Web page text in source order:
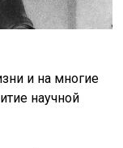
и на многие
научной